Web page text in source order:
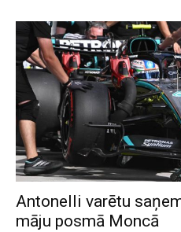
Antonelli varētu
māju posmā Moncā